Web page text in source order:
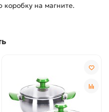
на магните.